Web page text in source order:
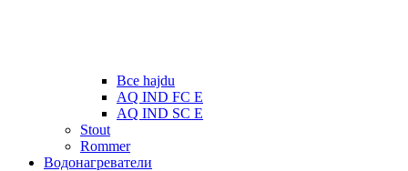
Все hajdu
AQ IND FC E
AQ IND SC E
Stout
Rommer
Водонагреватели